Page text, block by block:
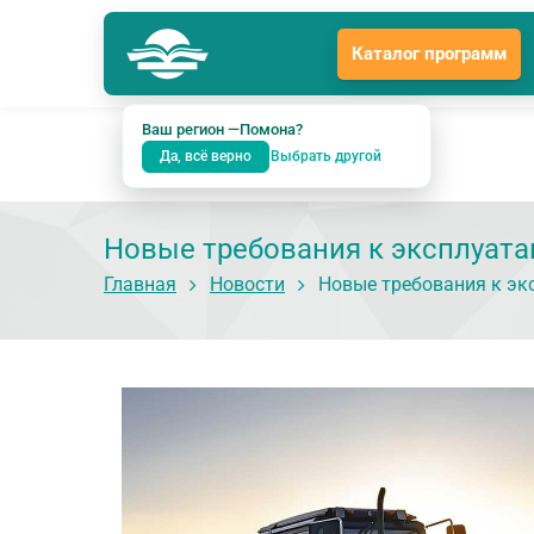
Помона
Подразделение: Екатеринбург
Ваш регион —Помона?
Да, всё верно Выбрать другой
Каталог программ
Новые требования к
Главная Новости Новые требования к